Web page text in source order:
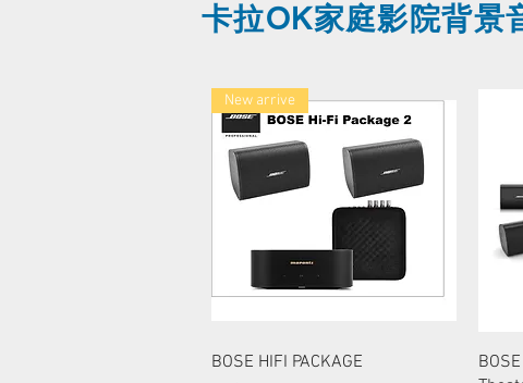
卡拉OK家庭影院背景
快速瀏覽
New arrive
BOSE HIFI PACKAGE